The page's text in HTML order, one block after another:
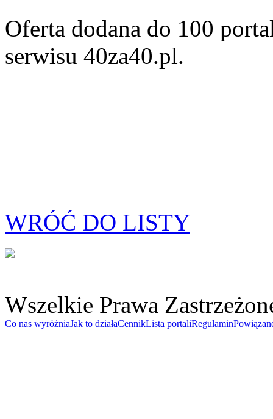
Oferta dodana do 100
serwisu 40za40.pl.
WRÓĆ DO LISTY
Wszelkie Prawa
Co nas wyróżniaJak to działaCennikLista portaliRegulamin